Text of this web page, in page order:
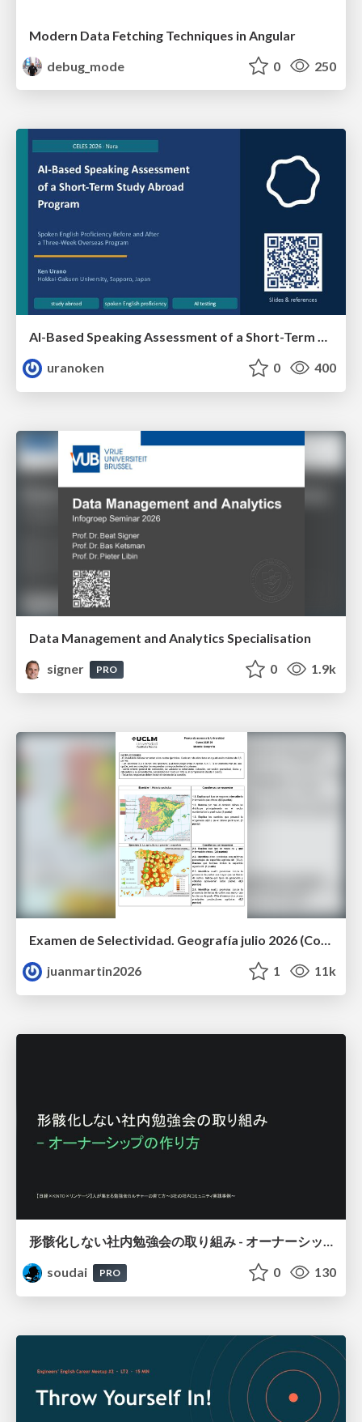
Modern Data Fetching Techniques in Angular
debug_mode
0 250
AI-Based Speaking Assessment of a Short-Term Study Abroad Program
uranoken
0 400
Data Management and Analytics Specialisation
signer
PRO 0 1.9k
juanmartin2026
1 11k
形骸化しない社内勉強会の取り組み - オーナーシップの作り方 / In-house study session
soudai
PRO 0 130